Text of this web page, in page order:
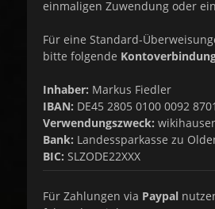
einmaligen Zuwendung oder
Für eine Standard-
bitte folgende
Inhaber: Markus Fiedler
IBAN: DE45 2805 0100 0092
Verwendungszweck:
Bank: Landessparkasse zu
BIC: SLZODE22XXX
Für Zahlungen via Paypal